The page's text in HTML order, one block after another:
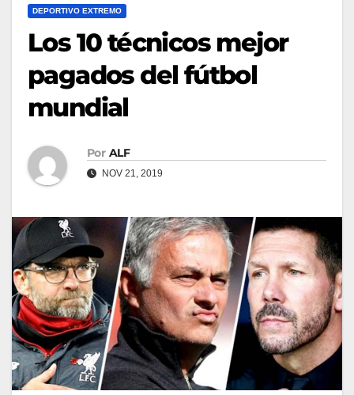
DEPORTIVO EXTREMO
Los 10 técnicos mejor
pagados del fútbol
mundial
Por ALF
NOV 21, 2019